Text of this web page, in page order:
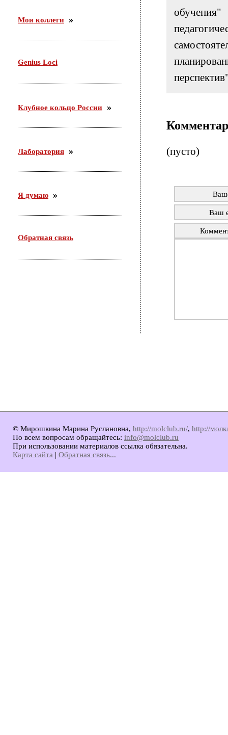
образования «Хаус-ам-Майберг» (г.Хаппенхайм,
29 октября проводила семинар в Доме молодежи
Железнодорожного района г. Новосибирска. Тема:
«Актуальные подходы организации работы с
молодежью по месту жительства».
Мои коллеги
Genius Loci
Клубное кольцо России
Лаборатория
Я думаю
Обратная связь
(пусто)
Ваш
© Мирошкина Марина Руслановна, http://molclub.ru/, http://
По всем вопросам обращайтесь: info@molclub.ru
При использовании материалов ссылка обязательна.
Карта сайта | Обратная связь...